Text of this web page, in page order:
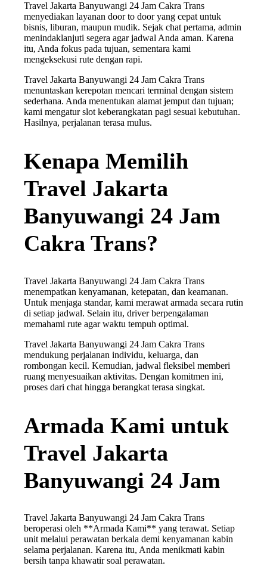
Travel Jakarta Banyuwangi 24 Jam Cakra Trans
menyediakan layanan door to door yang cepat untuk
bisnis, liburan, maupun mudik. Sejak chat pertama, admin
menindaklanjuti segera agar jadwal Anda aman. Karena
itu, Anda fokus pada tujuan, sementara kami
mengeksekusi rute dengan rapi.
Travel Jakarta Banyuwangi 24 Jam Cakra Trans
menuntaskan kerepotan mencari terminal dengan sistem
sederhana. Anda menentukan alamat jemput dan tujuan;
kami mengatur slot keberangkatan pagi sesuai kebutuhan.
Hasilnya, perjalanan terasa mulus.
Kenapa Memilih
Travel Jakarta
Banyuwangi 24 Jam
Cakra Trans?
Travel Jakarta Banyuwangi 24 Jam Cakra Trans
menempatkan kenyamanan, ketepatan, dan keamanan.
Untuk menjaga standar, kami merawat armada secara rutin
di setiap jadwal. Selain itu, driver berpengalaman
memahami rute agar waktu tempuh optimal.
Travel Jakarta Banyuwangi 24 Jam Cakra Trans
mendukung perjalanan individu, keluarga, dan
rombongan kecil. Kemudian, jadwal fleksibel memberi
ruang menyesuaikan aktivitas. Dengan komitmen ini,
proses dari chat hingga berangkat terasa singkat.
Armada Kami untuk
Travel Jakarta
Banyuwangi 24 Jam
Travel Jakarta Banyuwangi 24 Jam Cakra Trans
beroperasi oleh **Armada Kami** yang terawat. Setiap
unit melalui perawatan berkala demi kenyamanan kabin
selama perjalanan. Karena itu, Anda menikmati kabin
bersih tanpa khawatir soal perawatan.